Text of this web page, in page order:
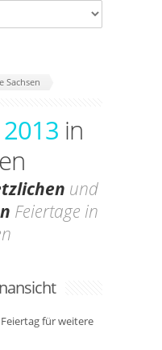
Sachsen
2013 in
und
Feiertage in
für weitere